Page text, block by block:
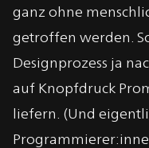
ganz ohne
getroffen werden.
Designprozess ja
auf Knopfdruck
liefern. (Und